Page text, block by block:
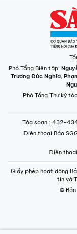
Phó Tổng Biên tập:
Trương Đức Nghĩa,
Phó Tổng Thư ký
Tòa soạn : 432-434
Điện thoại Báo
Điện
Giấy phép hoạt động
tin và
© Bản